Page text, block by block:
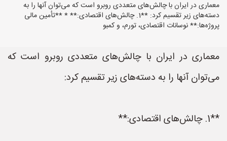
معماری در ایران با چالش‌های متعددی روبرو است که می‌توان آنها را به
دسته‌های زیر تقسیم کرد: **1. چالش‌های اقتصادی:** * **تأمین مالی
پروژه‌ها:** نوسانات اقتصادی، تورم، و کمبو
معماری در ایران با چالش‌های متعددی روبرو است که
می‌توان آنها را به دسته‌های زیر تقسیم کرد:
**1. چالش‌های اقتصادی:**